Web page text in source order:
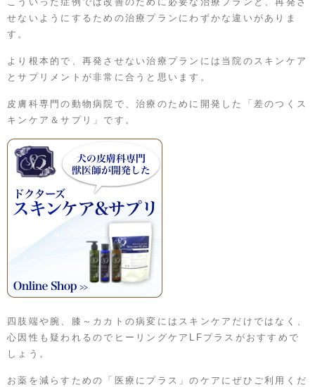
せないようにするための治療プランにわずかな違いがありま
す。
より根本的で、再発させない治療プランには当院のスキンケア
とサプリメントが非常に合うと思います。
皮膚科専門の動物病院で、治療のために開発した「差のつくス
キンケア＆サプリ」です。
四肢端や腕、膝～カカトの病変にはスキンケアだけではなく、
心因性も疑われるのでヒーリングケアLFプラスがおすすめで
しょう。
お薬を減らすための「医療にプラス」のケアにぜひご利用くだ